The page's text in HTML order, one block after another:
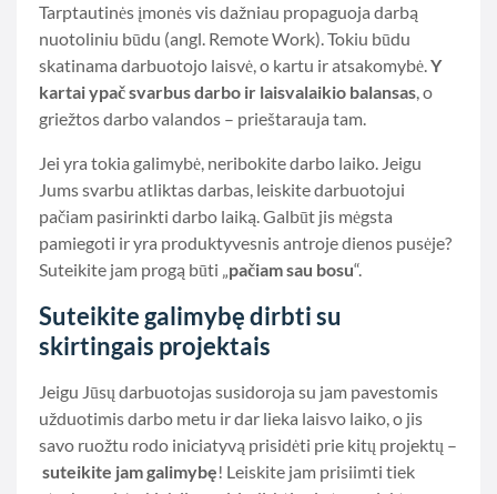
Tarptautinės įmonės vis dažniau propaguoja darbą
nuotoliniu būdu (angl. Remote Work). Tokiu būdu
skatinama darbuotojo laisvė, o kartu ir atsakomybė.Y
kartai ypač svarbus darbo ir laisvalaikio balansas, o
griežtos darbo valandos – prieštarauja tam.
Jei yra tokia galimybė, neribokite darbo laiko. Jeigu
Jums svarbu atliktas darbas, leiskite darbuotojui
pačiam pasirinkti darbo laiką. Galbūt jis mėgsta
pamiegoti ir yra produktyvesnis antroje dienos pusėje?
Suteikite jam progą būti „pačiam sau bosu“.
Suteikite galimybę dirbti su
skirtingais projektais
Jeigu Jūsų darbuotojas susidoroja su jam pavestomis
užduotimis darbo metu ir dar lieka laisvo laiko, o jis
savo ruožtu rodo iniciatyvą prisidėti prie kitų projektų –
suteikite jam galimybę! Leiskite jam prisiimti tiek